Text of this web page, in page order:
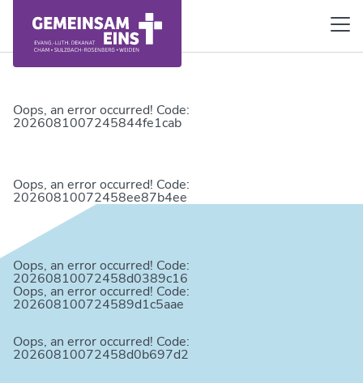
Oops, an error occurred! Code:
2026081007245844fe1cab
Oops, an error occurred! Code:
20260810072458ee87b4ee
Oops, an error occurred! Code:
20260810072458d0389c16
Oops, an error occurred! Code:
202608100724589d1c5aae
Oops, an error occurred! Code:
20260810072458d0b697d2